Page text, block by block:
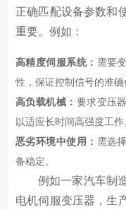
正确匹配设备参数和
重要。例如：
高精度伺服系统： 需要
性，保证控制信号的准确
高负载机械： 要求变压
以适应长时间高强度工作
恶劣环境中使用： 需选
备稳定。
例如一家汽车制
电机伺服变压器，生